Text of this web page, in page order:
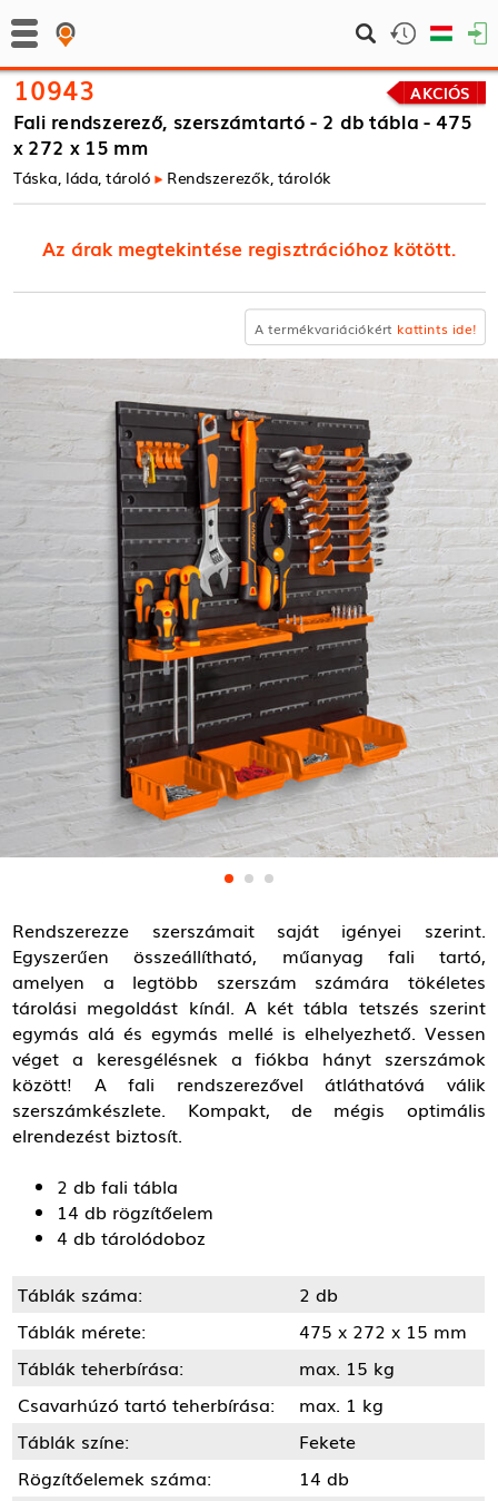
10943 AKCIÓS
Fali rendszerező, szerszámtartó - 2 db tábla - 475
x 272 x 15 mm
Táska, láda, tároló Rendszerezők, tárolók
Az árak megtekintése regisztrációhoz kötött.
A termékvariációkért kattints ide!
Rendszerezze szerszámait saját igényei szerint.
Egyszerűen összeállítható, műanyag fali tartó,
amelyen a legtöbb szerszám számára tökéletes
tárolási megoldást kínál. A két tábla tetszés szerint
egymás alá és egymás mellé is elhelyezhető. Vessen
véget a keresgélésnek a fiókba hányt szerszámok
között! A fali rendszerezővel átláthatóvá válik
szerszámkészlete. Kompakt, de mégis optimális
elrendezést biztosít.
2 db fali tábla
14 db rögzítőelem
4 db tárolódoboz
Táblák száma:
2 db
Táblák mérete:
475 x 272 x 15 mm
Táblák teherbírása:
max. 15 kg
Csavarhúzó tartó teherbírása:
max. 1 kg
Táblák színe:
Fekete
Rögzítőelemek száma:
14 db